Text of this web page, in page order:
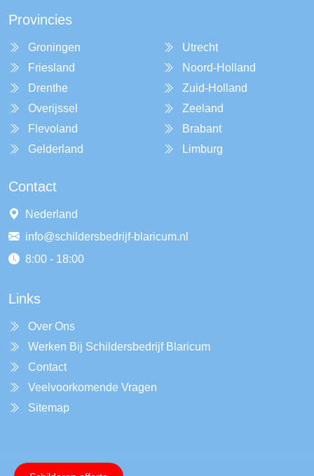
Provincies
Groningen
Friesland
Drenthe
Overijssel
Flevoland
Gelderland
Utrecht
Noord-Holland
Zuid-Holland
Zeeland
Brabant
Limburg
Contact
Nederland
info@schildersbedrijf-blaricum.nl
8:00 - 18:00
Links
Over Ons
Werken Bij Schildersbedrijf Blaricum
Contact
Veelvoorkomende Vragen
Sitemap